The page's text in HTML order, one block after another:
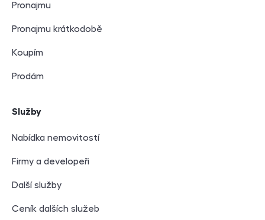
Pronajmu
Pronajmu krátkodobě
Koupím
Prodám
Služby
Nabídka nemovitostí
Firmy a developeři
Další služby
Ceník dalších služeb